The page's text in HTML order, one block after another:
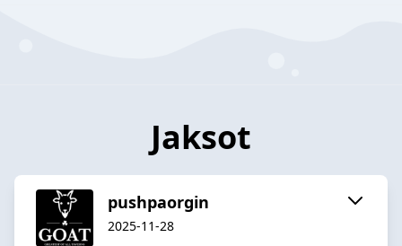
Jaksot
pushpaorgin
2025-11-28